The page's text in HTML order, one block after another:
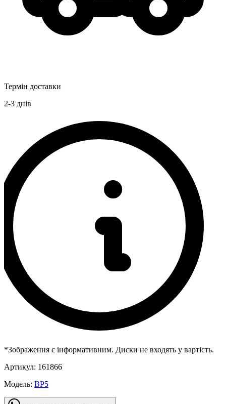
Термін доставки
2-3 днів
*Зображення є інформативним. Диски не входять у вартість.
Артикул: 161866
Модель: BP5